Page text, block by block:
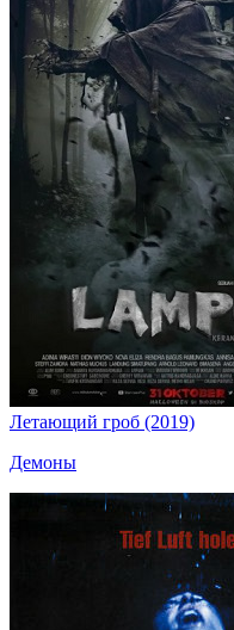
Летающий гроб (2019)
Демоны